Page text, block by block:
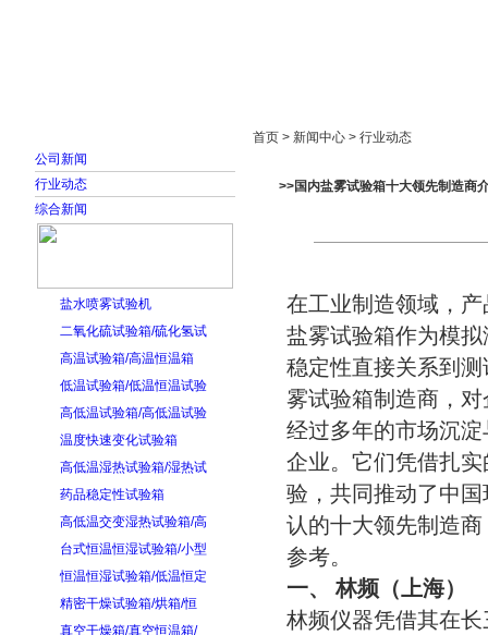
公司新闻
行业动态
综合新闻
盐水喷雾试验机
二氧化硫试验箱/硫化氢试
高温试验箱/高温恒温箱
低温试验箱/低温恒温试验
高低温试验箱/高低温试验
温度快速变化试验箱
高低温湿热试验箱/湿热试
药品稳定性试验箱
高低温交变湿热试验箱/高
台式恒温恒湿试验箱/小型
恒温恒湿试验箱/低温恒定
精密干燥试验箱/烘箱/恒
真空干燥箱/真空恒温箱/
首页 > 新闻中心 > 行业动态
>>国内盐雾试验箱十大领先制造商
在工业制造领域，
盐雾试验箱作为模
稳定性直接关系到
雾试验箱制造商，
经过多年的市场沉
企业。它们凭借扎
验，共同推动了中
认的十大领先制造
参考。
一、林频（上海）
林频仪器凭借其在